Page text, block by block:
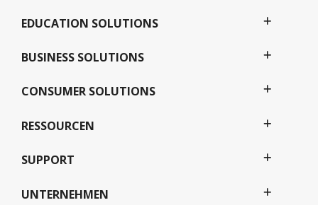
EDUCATION SOLUTIONS
BUSINESS SOLUTIONS
CONSUMER SOLUTIONS
RESSOURCEN
SUPPORT
UNTERNEHMEN